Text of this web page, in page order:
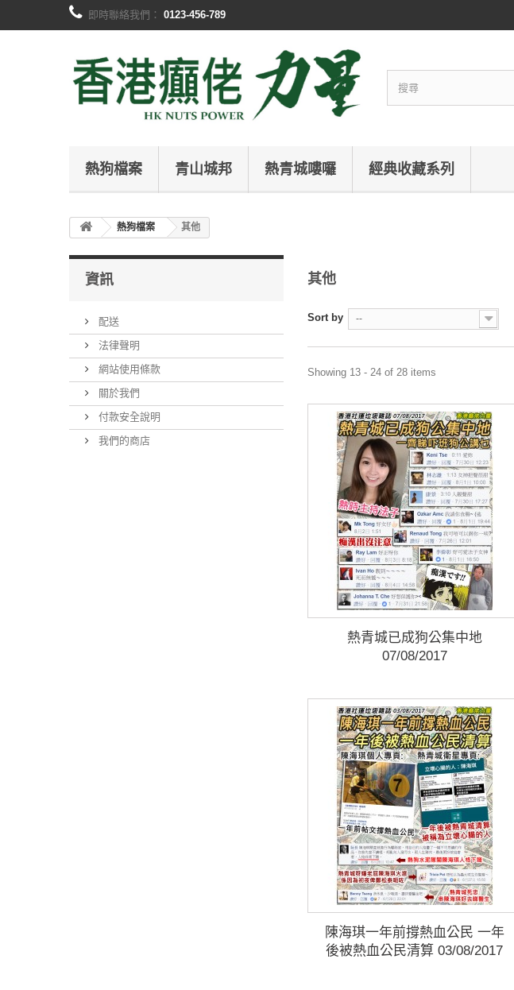
即時聯絡我們： 0123-456-789
熱狗檔案 青山城邦 熱青城嘍囉 經典收藏系列
熱狗檔案 其他
資訊
配送
法律聲明
網站使用條款
關於我們
付款安全說明
我們的商店
其他
Sort by --
Showing 13 - 24 of 28 items
熱青城已成狗公集中地
07/08/2017
陳海琪一年前撐熱血公民 一年
後被熱血公民清算 03/08/2017